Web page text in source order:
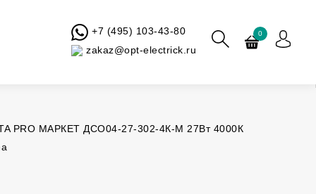
+7 (495) 103-43-80
zakaz@opt-electrick.ru
0
PRO МАРКЕТ ДСО04-27-302-4К-М 27Вт 4000К